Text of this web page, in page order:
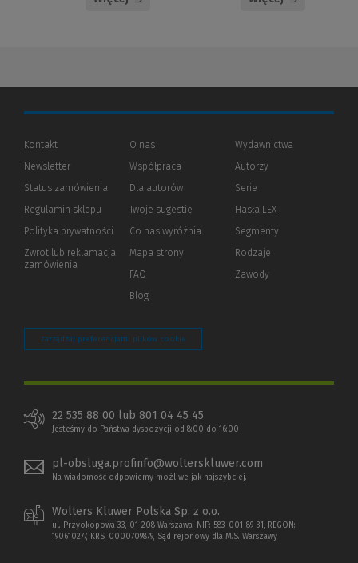
Kontakt
Newsletter
Status zamówienia
Regulamin sklepu
Polityka prywatności (Nowe
(Link
innej
Zwrot lub reklamacja
zamówienia
O nas
Współpraca
Dla autorów(Nowe
(Link
innej
strony)
Twoje sugestie
Co nas wyróżnia
Mapa strony
FAQ
Blog
Wydawnictwa
Autorzy
Serie
Hasła LEX
Segmenty
Rodzaje
Zawody
Zarządzaj preferencjami plików cookie
22 535 88 00 lub 801 04 45 45
Jesteśmy do Państwa dyspozycji od 8:00 do 16:00
pl-obsluga.profinfo@wolterskluwer.com
Na wiadomość odpowiemy możliwe jak najszybciej.
Wolters Kluwer Polska Sp. z o.o.
ul. Przyokopowa 33, 01-208 Warszawa; NIP: 583-001-89-31, REGON:
190610277, KRS: 0000709879, Sąd rejonowy dla M.S. Warszawy